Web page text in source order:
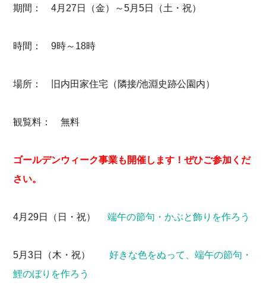
期間： 4月27日（金）～5月5日（土・祝）
時間： 9時～18時
場所： 旧内田家住宅（隣接/池淵史跡公園内）
観覧料： 無料
ゴールデンウィーク事業も開催します！ぜひご参加くだ
さい。
4月29日（日・祝）端午の節句・かぶと飾りを作ろう
5月3日（木・祝）好きな色をぬって、端午の節句・
鯉のぼりを作ろう